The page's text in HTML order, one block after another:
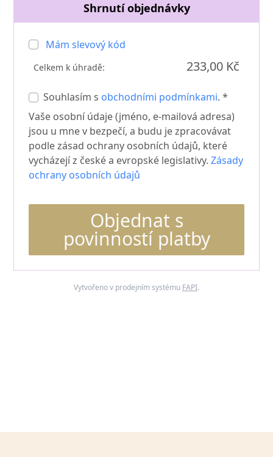
Shrnutí objednávky
Mám slevový kód
Celkem k úhradě: 233,00 Kč
Souhlasím s obchodními podmínkami. *
Vaše osobní údaje (jméno, e-mailová adresa)
jsou u mne v bezpečí, a budu je zpracovávat
podle zásad ochrany osobních údajů, které
vycházejí z české a evropské legislativy.Zásady
ochrany osobních údajů
Objednat s
povinností platby
Vytvořeno v prodejním systému FAPI.